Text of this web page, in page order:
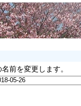
名前を変更します。